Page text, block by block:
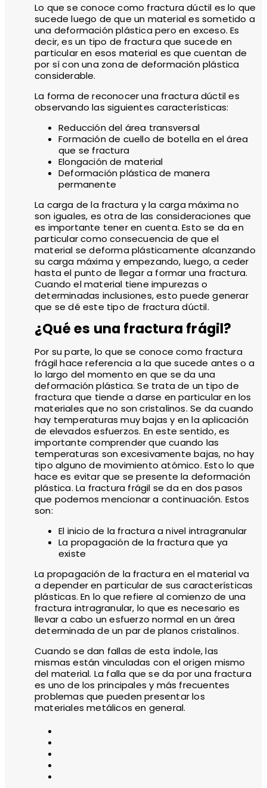
Lo que se conoce como fractura dúctil es lo que
sucede luego de que un material es sometido a
una deformación plástica pero en exceso. Es
decir, es un tipo de fractura que sucede en
particular en esos material es que cuentan de
por sí con una zona de deformación plástica
considerable.
La forma de reconocer una fractura dúctil es
observando las siguientes características:
Reducción del área transversal
Formación de cuello de botella en el área
que se fractura
Elongación de material
Deformación plástica de manera
permanente
La carga de la fractura y la carga máxima no
son iguales, es otra de las consideraciones que
es importante tener en cuenta. Esto se da en
particular como consecuencia de que el
material se deforma plásticamente alcanzando
su carga máxima y empezando, luego, a ceder
hasta el punto de llegar a formar una fractura.
Cuando el material tiene impurezas o
determinadas inclusiones, esto puede generar
que se dé este tipo de fractura dúctil.
¿Qué es una fractura frágil?
Por su parte, lo que se conoce como fractura
frágil hace referencia a la que sucede antes o a
lo largo del momento en que se da una
deformación plástica. Se trata de un tipo de
fractura que tiende a darse en particular en los
materiales que no son cristalinos. Se da cuando
hay temperaturas muy bajas y en la aplicación
de elevados esfuerzos. En este sentido, es
importante comprender que cuando las
temperaturas son excesivamente bajas, no hay
tipo alguno de movimiento atómico. Esto lo que
hace es evitar que se presente la deformación
plástica. La fractura frágil se da en dos pasos
que podemos mencionar a continuación. Estos
son:
El inicio de la fractura a nivel intragranular
La propagación de la fractura que ya
existe
La propagación de la fractura en el material va
a depender en particular de sus características
plásticas. En lo que refiere al comienzo de una
fractura intragranular, lo que es necesario es
llevar a cabo un esfuerzo normal en un área
determinada de un par de planos cristalinos.
Cuando se dan fallas de esta índole, las
mismas están vinculadas con el origen mismo
del material. La falla que se da por una fractura
es uno de los principales y más frecuentes
problemas que pueden presentar los
materiales metálicos en general.